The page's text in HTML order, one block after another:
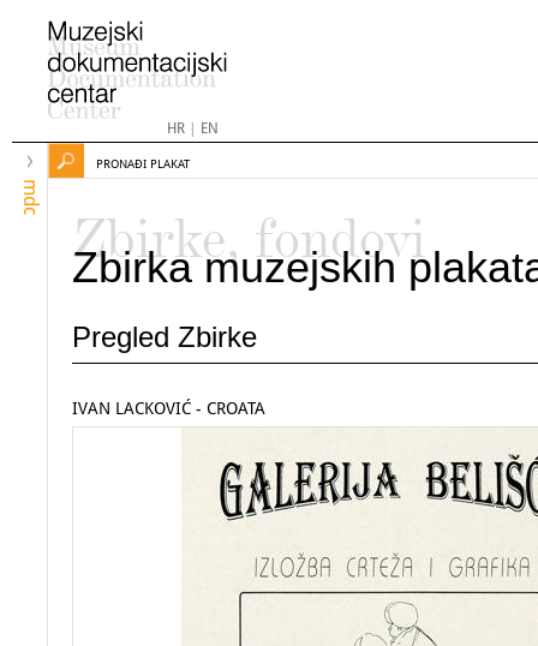
HR| EN
mdc
PRONAĐI PLAKAT
Zbirke, fondovi
Zbirka muzejskih
Pregled Zbirke
IVAN LACKOVIĆ - CROATA